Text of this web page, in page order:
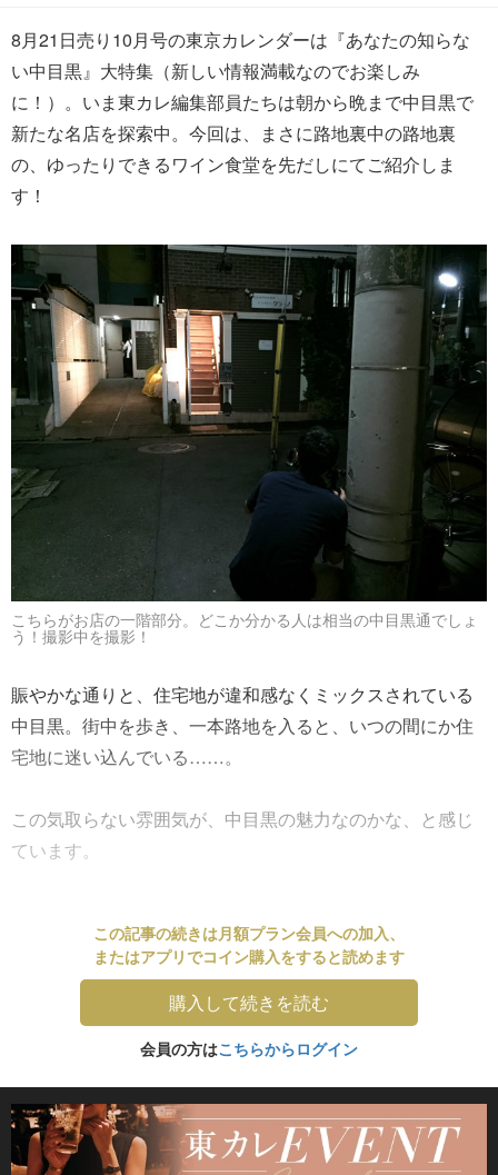
8月21日売り10月号の東京カレンダーは『あなたの知らな
い中目黒』大特集（新しい情報満載なのでお楽しみ
に！）。いま東カレ編集部員たちは朝から晩まで中目黒で
新たな名店を探索中。今回は、まさに路地裏中の路地裏
の、ゆったりできるワイン食堂を先だしにてご紹介しま
す！
こちらがお店の一階部分。どこか分かる人は相当の中目黒通でしょ
う！撮影中を撮影！
賑やかな通りと、住宅地が違和感なくミックスされている
中目黒。街中を歩き、一本路地を入ると、いつの間にか住
宅地に迷い込んでいる……。
この気取らない雰囲気が、中目黒の魅力なのかな、と感じ
ています。
この記事の続きは月額プラン会員への加入、
またはアプリでコイン購入をすると読めます
購入して続きを読む
会員の方はこちらからログイン